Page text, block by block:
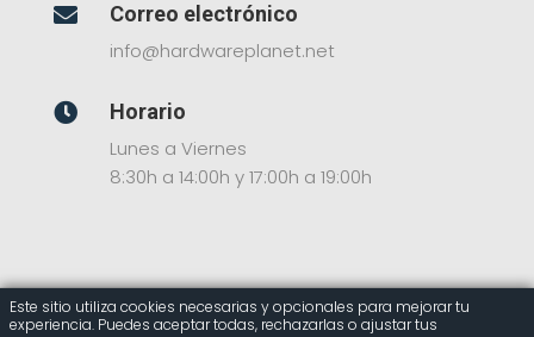

Correo electrónico
info@hardwareplanet.net

Horario
Lunes a Viernes
8:30h a 14:00h y 17:00h a 19:00h
Este sitio utiliza cookies necesarias y opcionales para mejorar tu
experiencia. Puedes aceptar todas, rechazarlas o ajustar tus